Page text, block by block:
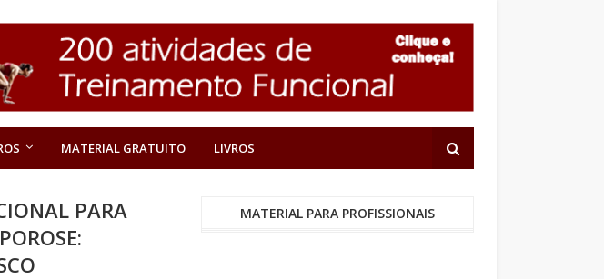
MATERIAL GRATUITO LIVROS
PARA
MATERIAL PARA PROFISSIONAIS